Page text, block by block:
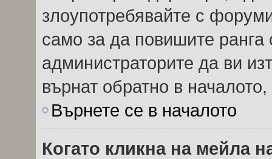
злоупотребявайте с
само за да повишите ранга
администраторите да ви
върнат обратно в
Върнете се в началото
Когато кликна на мейла